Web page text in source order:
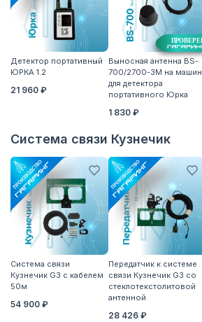
Детектор портативный
ЮРКА 1.2
21 960 ₽
Выносная антенна BS-
700/2700-3M на
для детектора
портативного Юрка
1 830 ₽
Система связи Кузнечик
Система связи
Кузнечик G3 с кабелем
50м
54 900 ₽
Передатчик к системе
связи Кузнечик G3 со
стеклотекстолитовой
антенной
28 426 ₽